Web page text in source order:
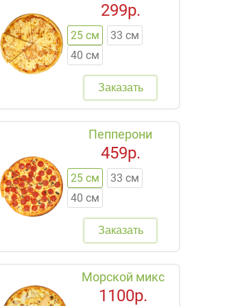
25 см
33 см
40 см
299р.
Заказать
Пепперони
25 см
33 см
40 см
459р.
Заказать
Морской микс
1100р.